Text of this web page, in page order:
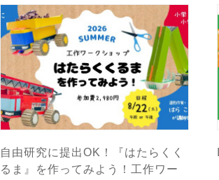
自由研究に提出OK！『はたらくく
るま』を作ってみよう！工作ワー